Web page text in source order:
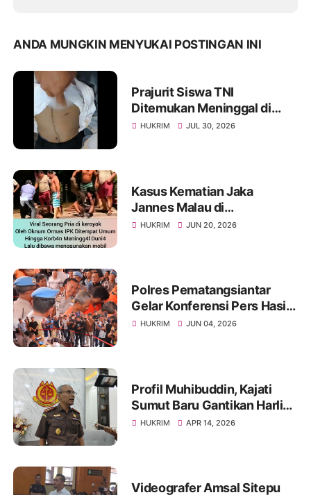
ANDA MUNGKIN MENYUKAI POSTINGAN INI
Prajurit Siswa TNI
Ditemukan Meninggal di
Rindam I/BB, Penyelidikan
HUKRIM JUL 30, 2026
Kasus Kematian Jaka
Jannes Malau di
Pematangsiantar Jadi
HUKRIM JUN 20, 2026
Polres Pematangsiantar
Gelar Konferensi Pers Hasil
Akhir Ops Antik Toba Tahun
HUKRIM JUN 04, 2026
Profil Muhibuddin, Kajati
Sumut Baru Gantikan Harli
Siregar, Berpengalaman di
HUKRIM APR 14, 2026
Videografer Amsal Sitepu